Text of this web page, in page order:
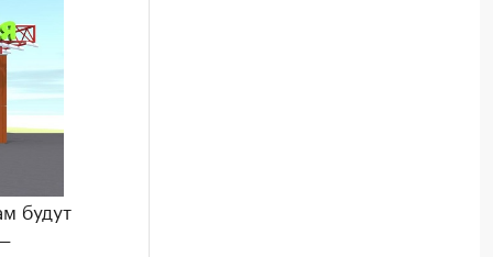
будут